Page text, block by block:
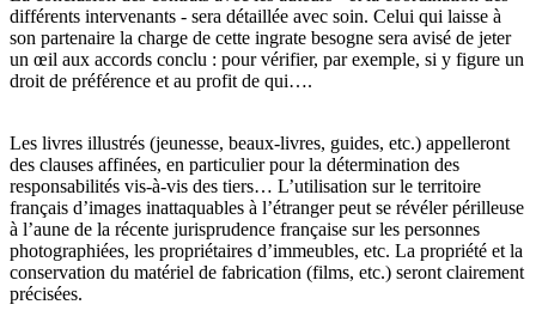
différents intervenants - sera détaillée avec soin. Celui qui laisse à
son partenaire la charge de cette ingrate besogne sera avisé de jeter
un œil aux accords conclu : pour vérifier, par exemple, si y figure un
droit de préférence et au profit de qui….
Les livres illustrés (jeunesse, beaux-livres, guides, etc.) appelleront
des clauses affinées, en particulier pour la détermination des
responsabilités vis-à-vis des tiers… L’utilisation sur le territoire
français d’images inattaquables à l’étranger peut se révéler périlleuse
à l’aune de la récente jurisprudence française sur les personnes
photographiées, les propriétaires d’immeubles, etc. La propriété et la
conservation du matériel de fabrication (films, etc.) seront clairement
précisées.